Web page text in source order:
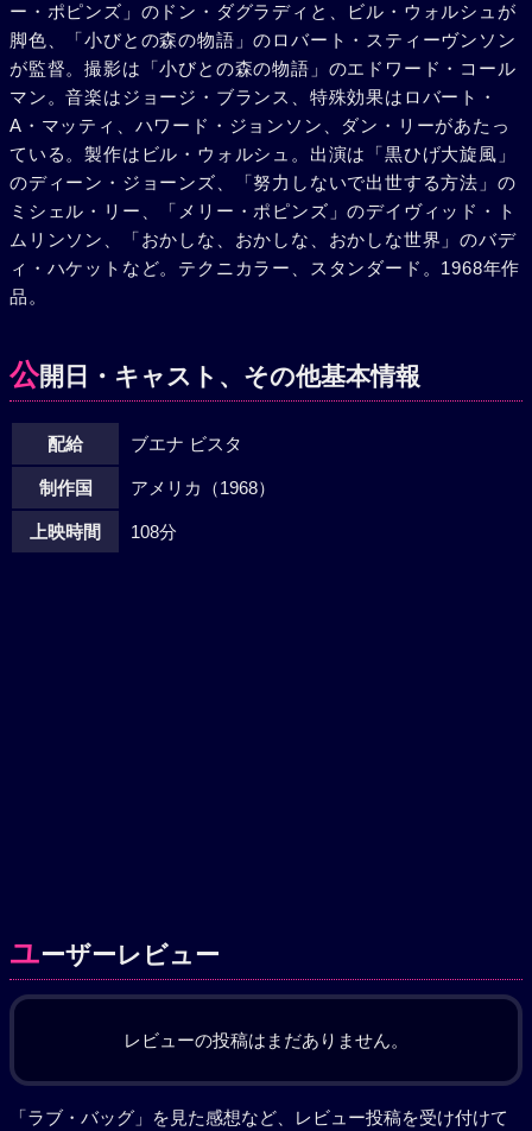
ー・ポピンズ」のドン・ダグラディと、ビル・ウォルシュが
脚色、「小びとの森の物語」のロバート・スティーヴンソン
が監督。撮影は「小びとの森の物語」のエドワード・コール
マン。音楽はジョージ・ブランス、特殊効果はロバート・
A・マッティ、ハワード・ジョンソン、ダン・リーがあたっ
ている。製作はビル・ウォルシュ。出演は「黒ひげ大旋風」
のディーン・ジョーンズ、「努力しないで出世する方法」の
ミシェル・リー、「メリー・ポピンズ」のデイヴィッド・ト
ムリンソン、「おかしな、おかしな、おかしな世界」のバデ
ィ・ハケットなど。テクニカラー、スタンダード。1968年作
品。
公開日・キャスト、その他基本情報
配給 ブエナ ビスタ
制作国 アメリカ（1968）
上映時間 108分
ユーザーレビュー
レビューの投稿はまだありません。
「ラブ・バッグ」を見た感想など、レビュー投稿を受け付けて